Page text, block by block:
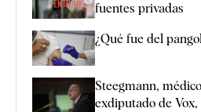
fuentes privadas
¿Qué fue del
Steegmann,
exdiputado de